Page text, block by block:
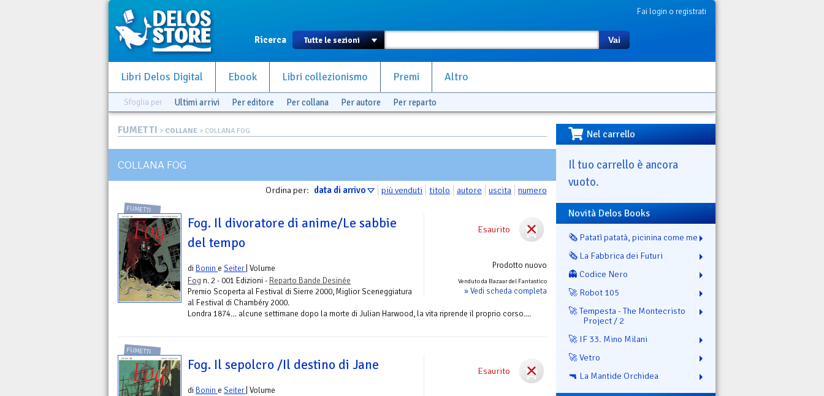
Fai login o registrati
Ricerca Vai
Libri Delos Digital Ebook Libri collezionismo Premi Altro
Sfoglia per Ultimi arrivi Per editore Per collana Per autore Per reparto
FUMETTI > COLLANE > COLLANA FOG
COLLANA FOG
Ordina per: data di arrivo più venduti titolo autore uscita numero
Esaurito
Prodotto nuovo
Venduto da Bazaar del Fantastico
» Vedi scheda completa
FUMETTI
Fog. Il divoratore di anime/Le sabbie
del tempo
di Bonin e Seiter | Volume
Fog n. 2 - 001 Edizioni - Reparto Bande Desinée
Premio Scoperta al Festival di Sierre 2000, Miglior Sceneggiatura
al Festival di Chambéry 2000.
Londra 1874… alcune settimane dopo la morte di Julian Harwood, la vita riprende il proprio corso....
Esaurito
FUMETTI
Fog. Il sepolcro /Il destino di Jane
di Bonin e Seiter | Volume
Nel carrello
Il tuo carrello è ancora
vuoto.
Novità Delos Books
🗞️ Patatì patatà, picinina come me
🗞️ La Fabbrica dei Futuri
👻 Codice Nero
🚀 Robot 105
🚀 Tempesta - The Montecristo
Project / 2
🚀 IF 33. Mino Milani
🚀 Vetro
🔫 La Mantide Orchidea